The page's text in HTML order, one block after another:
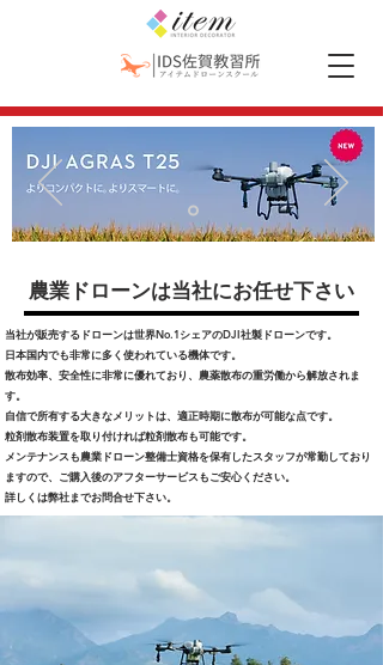
​農業ドローンは当社にお任せ下さい
当社が販売するドローンは世界No.1シェアのDJI社製ドローンです。
日本国内でも非常に多く使われている機体です。
​散布効率、安全性に非常に優れており、農薬散布の重労働から解放されま
す。
自信で所有する大きなメリットは、適正時期に散布が可能な点です。
粒剤散布装置を取り付ければ粒剤散布も可能です。
メンテナンスも農業ドローン整備士資格を保有したスタッフが常勤しており
ますので、ご購入後のアフターサービスもご安心ください。
​詳しくは弊社までお問合せ下さい。